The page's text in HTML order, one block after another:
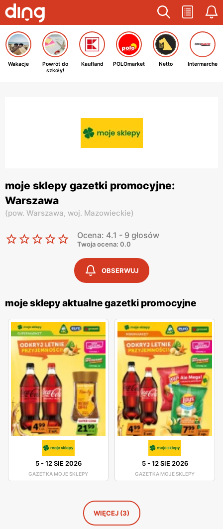
Wakacje
Powrót do
szkoły!
Kaufland POLOmarket Netto Intermarche
moje sklepy gazetki promocyjne:
Warszawa
(pow. Warszawa, woj. Mazowieckie)
Ocena: 4.1 - 9 głosów
Twoja ocena: 0.0
OBSERWUJ
moje sklepy aktualne gazetki promocyjne
5-12 SIE 2026
GAZETKA MOJE SKLEPY
5-12 SIE 2026
GAZETKA MOJE SKLEPY
WIĘCEJ (3)